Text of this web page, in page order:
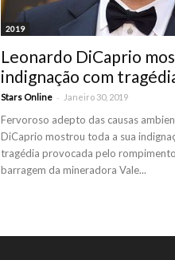
2019
Leonardo DiCaprio
indignação com
Stars Online - Janeiro 30, 2019
Fervoroso adepto das causas
DiCaprio mostrou toda a sua
tragédia provocada pelo
barragem da mineradora Vale...